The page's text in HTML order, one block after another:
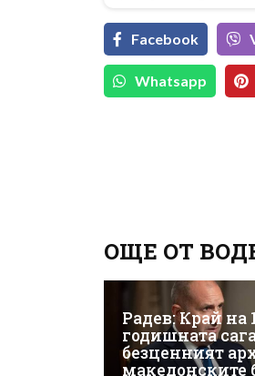
Facebook
Whatsapp
ОЩЕ ОТ
Радев: Край на
годишната
безценният
македонските